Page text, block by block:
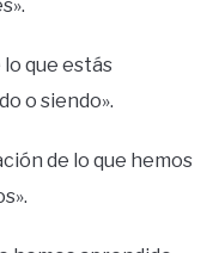
lo que estás
o siendo».
de lo que hemos